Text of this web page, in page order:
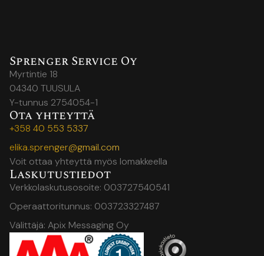
Sprenger Service Oy
Myrtintie 18
04340 TUUSULA
Y-tunnus 2754054-1
Ota yhteyttä
+358 40 553 5337
elika.sprenger@gmail.com
Voit ottaa yhteyttä myös lomakkeella
Laskutustiedot
Verkkolaskutusosoite: 003727540541
Operaattoritunnus: 003723327487
Välittäjä: Apix Messaging Oy